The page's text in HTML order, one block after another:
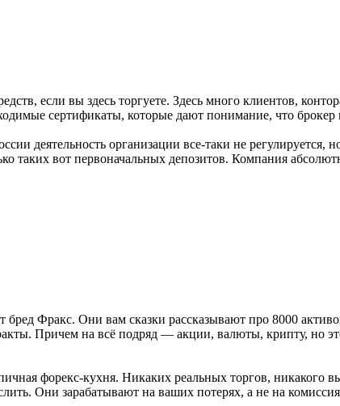
если вы здесь торгуете. Здесь много клиентов,
сертификаты, которые дают понимание, что брокер
деятельность организации все-таки не
таких вот первоначальных депозитов. Компания
Фракс. Они вам сказки рассказывают про 8000
Причем на всё подряд — акции, валюты, крипту, но
форекс-кухня. Никаких реальных торгов,
Они зарабатывают на ваших потерях, а не на